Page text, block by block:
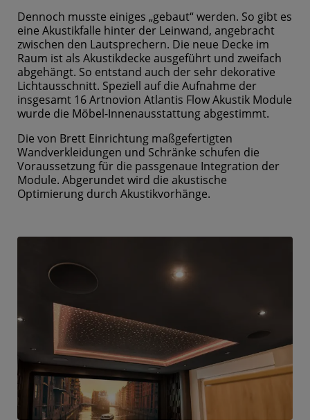
Dennoch musste einiges „gebaut“ werden. So gibt es
eine Akustikfalle hinter der Leinwand, angebracht
zwischen den Lautsprechern. Die neue Decke im
Raum ist als Akustikdecke ausgeführt und zweifach
abgehängt. So entstand auch der sehr dekorative
Lichtausschnitt. Speziell auf die Aufnahme der
insgesamt 16 Artnovion Atlantis Flow Akustik Module
wurde die Möbel-Innenausstattung abgestimmt.
Die von Brett Einrichtung maßgefertigten
Wandverkleidungen und Schränke schufen die
Voraussetzung für die passgenaue Integration der
Module. Abgerundet wird die akustische
Optimierung durch Akustikvorhänge.